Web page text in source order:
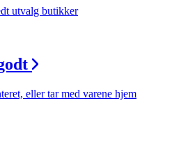
utvalg butikker
eller tar med varene hjem